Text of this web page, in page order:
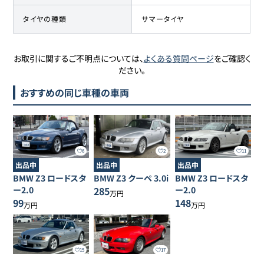
タイヤの種類 サマータイヤ
お取引に関するご不明点については、よくある質問ページをご確認く
ださい。
おすすめの同じ車種の車両
6
出品中
BMWZ3 ロードスタ
ー2.0
99万円
2
出品中
BMWZ3 クーペ 3.0i
285万円
11
出品中
BMWZ3 ロードスタ
ー2.0
148万円
15 17